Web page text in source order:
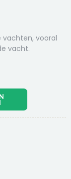
vachten, vooral
vacht.